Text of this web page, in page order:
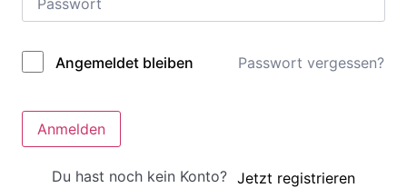
Alternative:
Angemeldet bleiben Passwort vergessen?
Anmelden
Du hast noch kein Konto? Jetzt registrieren